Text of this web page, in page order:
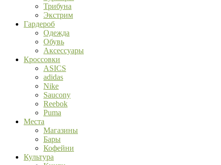
Трибуна
Экстрим
Гардероб
Одежда
Обувь
Аксессуары
Кроссовки
ASICS
adidas
Nike
Saucony
Reebok
Puma
Места
Магазины
Бары
Кофейни
Культура